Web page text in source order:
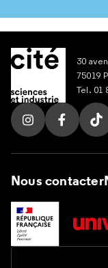
30
75019
Tel. 01
Suivez nous
Suivez
Nous contacter